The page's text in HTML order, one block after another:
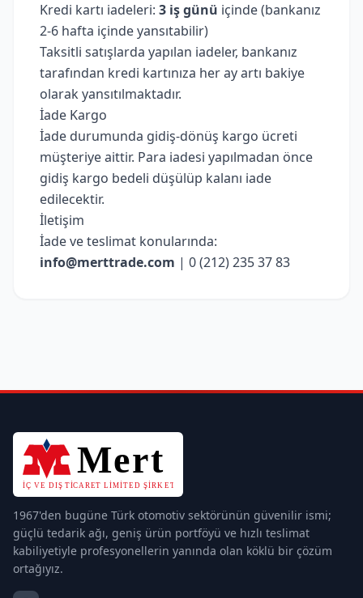
Kredi kartı iadeleri: 3 iş günü içinde (bankanız
2-6 hafta içinde yansıtabilir)
Taksitli satışlarda yapılan iadeler, bankanız
tarafından kredi kartınıza her ay artı bakiye
olarak yansıtılmaktadır.
İade Kargo
İade durumunda gidiş-dönüş kargo ücreti
müşteriye aittir. Para iadesi yapılmadan önce
gidiş kargo bedeli düşülüp kalanı iade
edilecektir.
İletişim
İade ve teslimat konularında:
info@merttrade.com | 0 (212) 235 37 83
1967'den bugüne Türk otomotiv sektörünün güvenilir ismi;
güçlü tedarik ağı, geniş ürün portföyü ve hızlı teslimat
kabiliyetiyle profesyonellerin yanında olan köklü bir çözüm
ortağıyız.